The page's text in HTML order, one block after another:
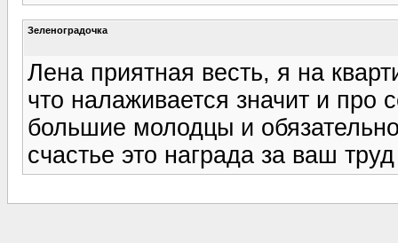
Зеленоградочка
Лена приятная весть, я на
что налаживается значит и про
большие молодцы и
счастье это награда за ваш